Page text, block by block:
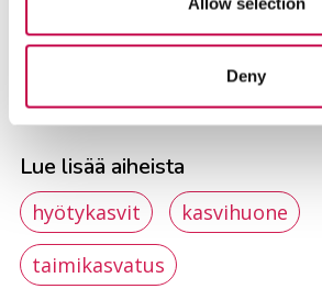
Deny
Lue lisää aiheista
hyötykasvit
kasvihuone
taimikasvatus